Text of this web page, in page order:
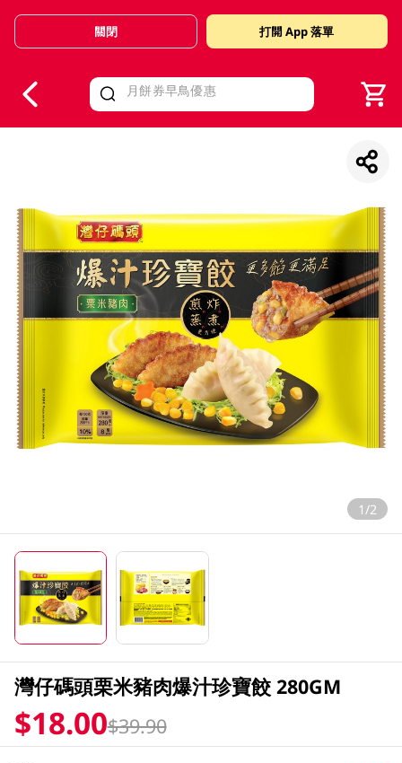
Valid Until 30 June 2026
關閉 打開 App 落單
1/2
灣仔碼頭栗米豬肉爆汁珍寶餃 280GM
$18.00$39.90